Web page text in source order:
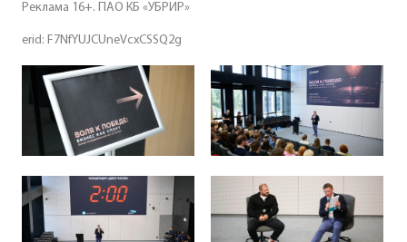
Реклама 16+. ПАО КБ «УБРИР»
erid: F7NfYUJCUneVcxCSSQ2g